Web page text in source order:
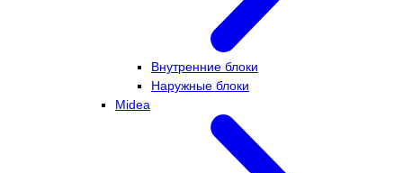
Внутренние блоки
Наружные блоки
Midea